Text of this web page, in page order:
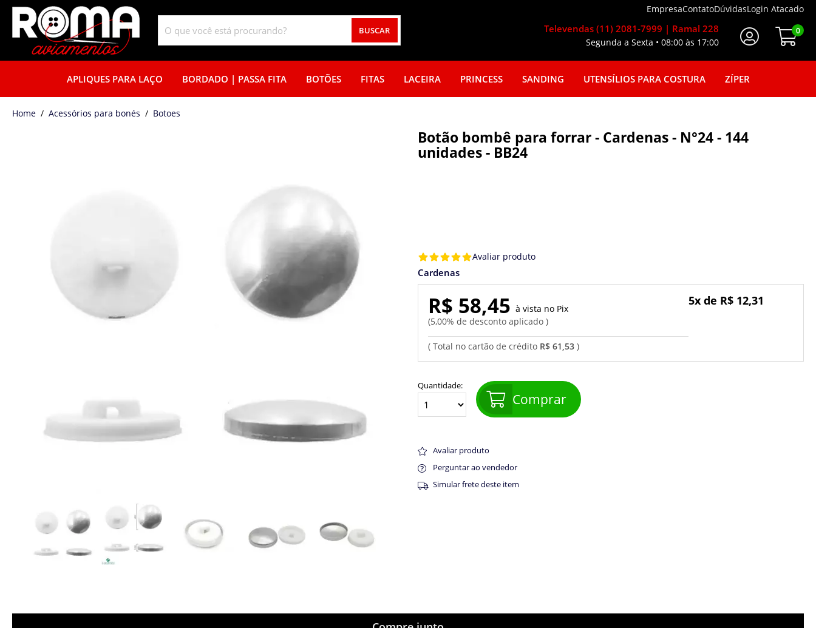
EmpresaContatoDúvidasLogin Atacado
BUSCAR 0
Televendas (11) 2081-7999 | Ramal 228
Segunda a Sexta • 08:00 às 17:00
APLIQUES PARA LAÇO BORDADO | PASSA FITA BOTÕES FITAS LACEIRA PRINCESS SANDING UTENSÍLIOS PARA COSTURA ZÍPER
home Acessórios para bonés botoes
Botão bombê para forrar - Cardenas - N°24 - 144
unidades - BB24
Avaliar produto
Cardenas
R$ 61,53
5x de R$ 12,31
R$ 58,45
5,00% de desconto aplicado
Pix
Quantidade:
Comprar
Avaliar produto
Perguntar ao vendedor
Simular frete deste item